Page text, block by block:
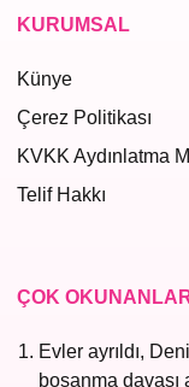
KURUMSAL
Künye
Çerez Politikası
KVKK Aydınlatma
Telif Hakkı
ÇOK
Evler ayrıldı,
boşanma davası